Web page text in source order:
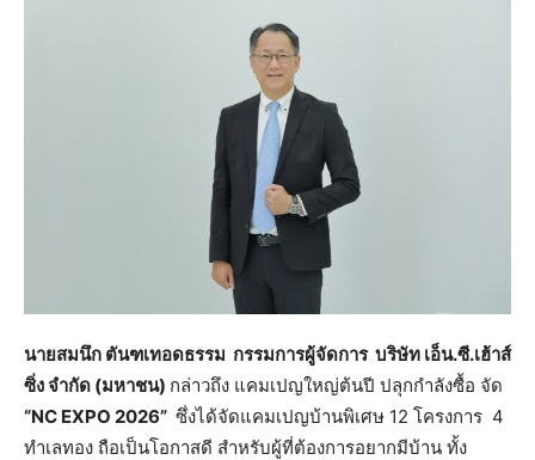
นายสมนึก ตันฑเทอดธรรม กรรมการผู้จัดการ บริษัท เอ็น.ซี.เฮ้าส์
ซิ่ง จำกัด (มหาชน) กล่าวถึง แคมเปญใหญ่ต้นปี ปลุกกำลังซื้อ จัด
“NC EXPO 2026” ซึ่งได้จัดแคมเปญบ้านพิเศษ 12 โครงการ 4
ทำเลทอง ถือเป็นโอกาสดี สำหรับผู้ที่ต้องการอยากมีบ้าน ทั้ง